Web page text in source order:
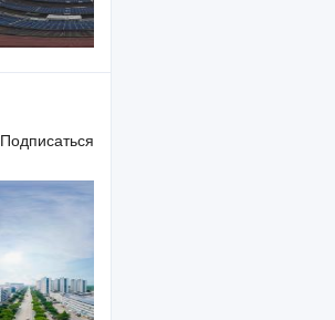
Подписаться